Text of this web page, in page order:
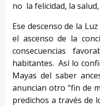
no la felicidad, la
Ese descenso de la
el ascenso de la
consecuencias
habitantes. Así lo
Mayas del saber
anuncian otro “fin de
predichos a través de